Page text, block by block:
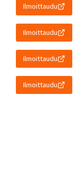
Ilmoittaudu
Ilmoittaudu
Ilmoittaudu
Ilmoittaudu